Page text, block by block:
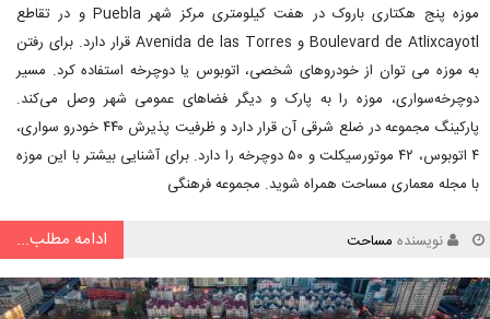
موزه پنج هکتاری باروک در هفت کیلومتری مرکز شهر Puebla و در تقاطع
Boulevard de Atlixcayotl و Avenida de las Torres قرار دارد. برای رفتن
به موزه می توان از خودروهای شخصی، اتوبوس یا دوچرخه استفاده کرد. مسیر
دوچرخه‌سواری، موزه را به پارک و دیگر فضاهای عمومی شهر وصل می‌کند.
پارکینگ مجموعه در ضلع شرقی آن قرار دارد و ظرفیت پذیرش ۴۴۰ خودرو سواری،
۴ اتوبوس، ۴۲ موتورسیکلت و ۵۰ دوچرخه را دارد. برای آشنایی بیشتر با این موزه
با مجله معماری مساحت همراه شوید. مجموعه فرهنگی
نویسنده مساحت ادامه مطلب...